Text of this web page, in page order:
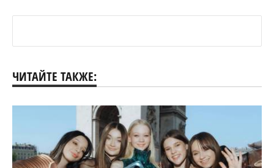
ЧИТАЙТЕ ТАКЖЕ: